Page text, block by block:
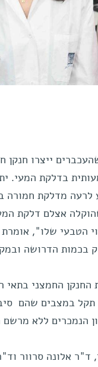
ייצרו חנקן
בדלקת המעי.
מדלקת חמורה
אצלם דלקת
הטבעי שלו",
בכמות הדרושה
החמצני בתאי
במצבים שהם
הנמכרים ללא מרשם
ד"ר אלונה סרוור